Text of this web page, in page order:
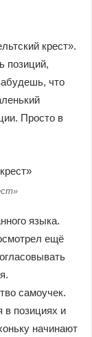
крест».
позиций,
что
Просто в
языка.
ещё
самоучек.
в позициях и
начинают